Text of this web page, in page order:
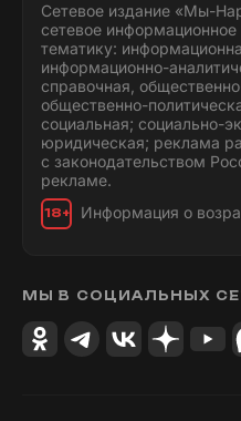
Сетевое издание «Мы-
сетевое
тематику:
информационно-
справочная,
общественно-
социальная; социально-
юридическая; реклама
с законодательством
рекламе.
18+ Информация о
МЫ В СОЦИАЛЬНЫХ